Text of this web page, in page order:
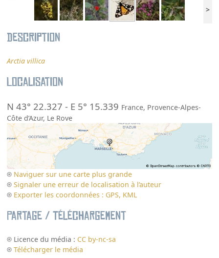
>
Description
Arctia villica
Localisation
N 43° 22.327 - E 5° 15.339 France, Provence-Alpes-
Côte d’Azur, Le Rove
Naviguer sur une carte plus grande
Signaler une erreur de localisation à l’auteur
Exporter les coordonnées : GPS, KML
Partage / Téléchargement
Licence du média : CC by-nc-sa
Télécharger le média